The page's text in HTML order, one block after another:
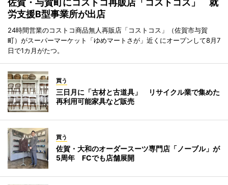
佐賀・与賀町にコストコ再販店「コストコス」 就
労支援B型事業所が出店
24時間営業のコストコ商品無人再販店「コストコス」（佐賀市与賀
町）がスーパーマーケット「ゆめマートさが」近くにオープンして8月7
日で1カ月がたつ。
買う
三日月に「古材と古道具」 リサイクル業で集めた
再利用可能家具など販売
買う
佐賀・大和のオーダースーツ専門店「ノーブル」が
5周年 FCでも店舗展開